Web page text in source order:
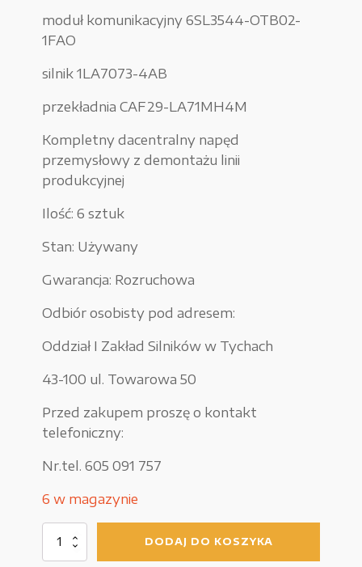
Zamówienie
Regulamin sklepu
moduł komunikacyjny 6SL3544-OTB02-
1FAO
silnik 1LA7073-4AB
przekładnia CAF29-LA71MH4M
Kompletny dacentralny napęd
przemysłowy z demontażu linii
produkcyjnej
Ilość: 6 sztuk
Stan: Używany
Gwarancja: Rozruchowa
Odbiór osobisty pod adresem:
Oddział I Zakład Silników w Tychach
43-100 ul. Towarowa 50
Przed zakupem proszę o kontakt
telefoniczny:
Nr.tel. 605 091 757
6 w magazynie
ilość
Motoreduktor
DODAJ DO KOSZYKA